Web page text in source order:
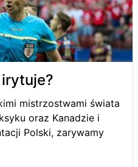
mistrzostwami świata
oraz Kanadzie i
Polski, zarywamy